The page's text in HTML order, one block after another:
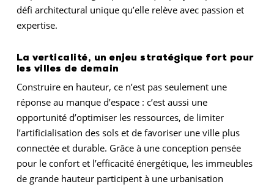
défi architectural unique qu’elle relève avec passion et
expertise.
La verticalité, un enjeu stratégique fort pour
les villes de demain
Construire en hauteur, ce n’est pas seulement une
réponse au manque d’espace : c’est aussi une
opportunité d’optimiser les ressources, de limiter
l’artificialisation des sols et de favoriser une ville plus
connectée et durable. Grâce à une conception pensée
pour le confort et l’efficacité énergétique, les immeubles
de grande hauteur participent à une urbanisation